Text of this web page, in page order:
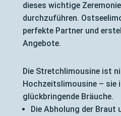
dieses wichtige
durchzuführen.
perfekte Partner und
Angebote.
Die Stretchlimousine ist
Hochzeitslimousine – sie
glückbringende Bräuche.
Die Abholung der Braut